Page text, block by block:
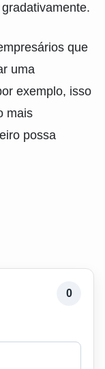
que
uma
exemplo, isso
mais
possa
0